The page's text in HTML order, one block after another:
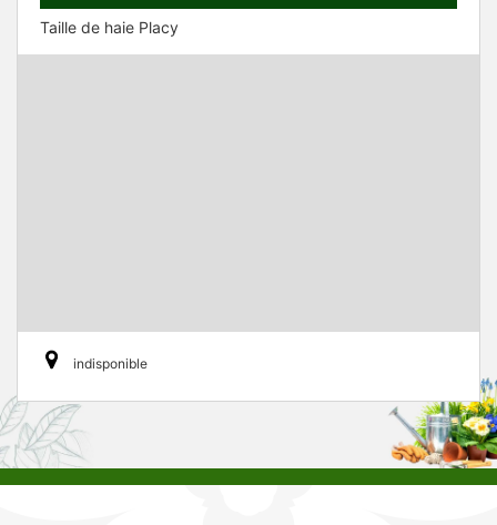
Taille de haie Placy
indisponible